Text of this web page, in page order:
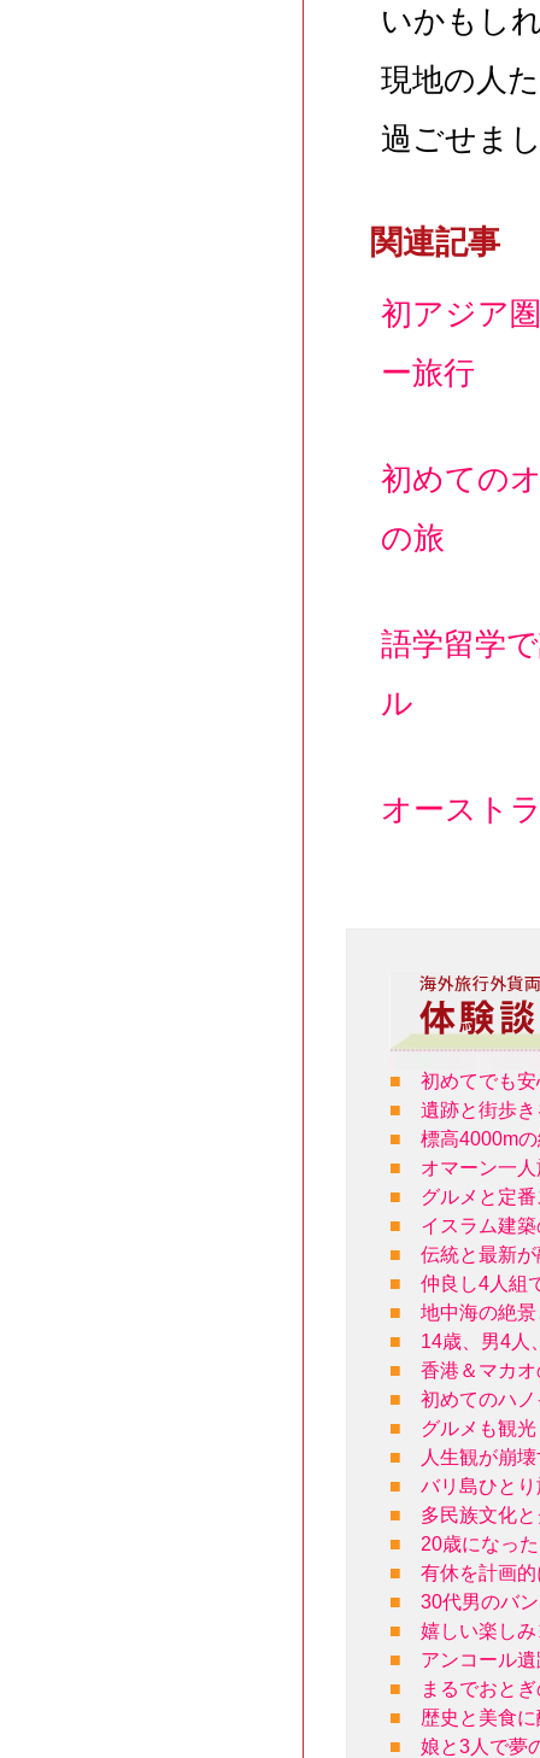
いかもし
現地の人
過ごせま
関連記事
初アジア
ー旅行
初めての
の旅
語学留学
ル
オースト
■
初めてでも
■
遺跡と街歩
■
標高4000m
■
オマーン一
■
グルメと定
■
イスラム建
■
伝統と最新
■
仲良し4人組
■
地中海の絶
■
14歳、男4人
■
香港＆マカ
■
初めてのハ
■
グルメも観
■
人生観が崩
■
バリ島ひと
■
多民族文化
■
20歳になっ
■
有休を計画
■
30代男のバ
■
嬉しい楽し
■
アンコール
■
まるでおと
■
歴史と美食
■
娘と3人で夢